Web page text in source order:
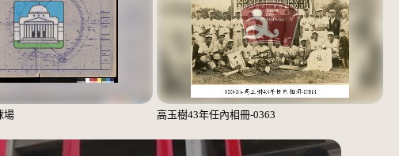
場 高玉樹43年任內相冊-0363